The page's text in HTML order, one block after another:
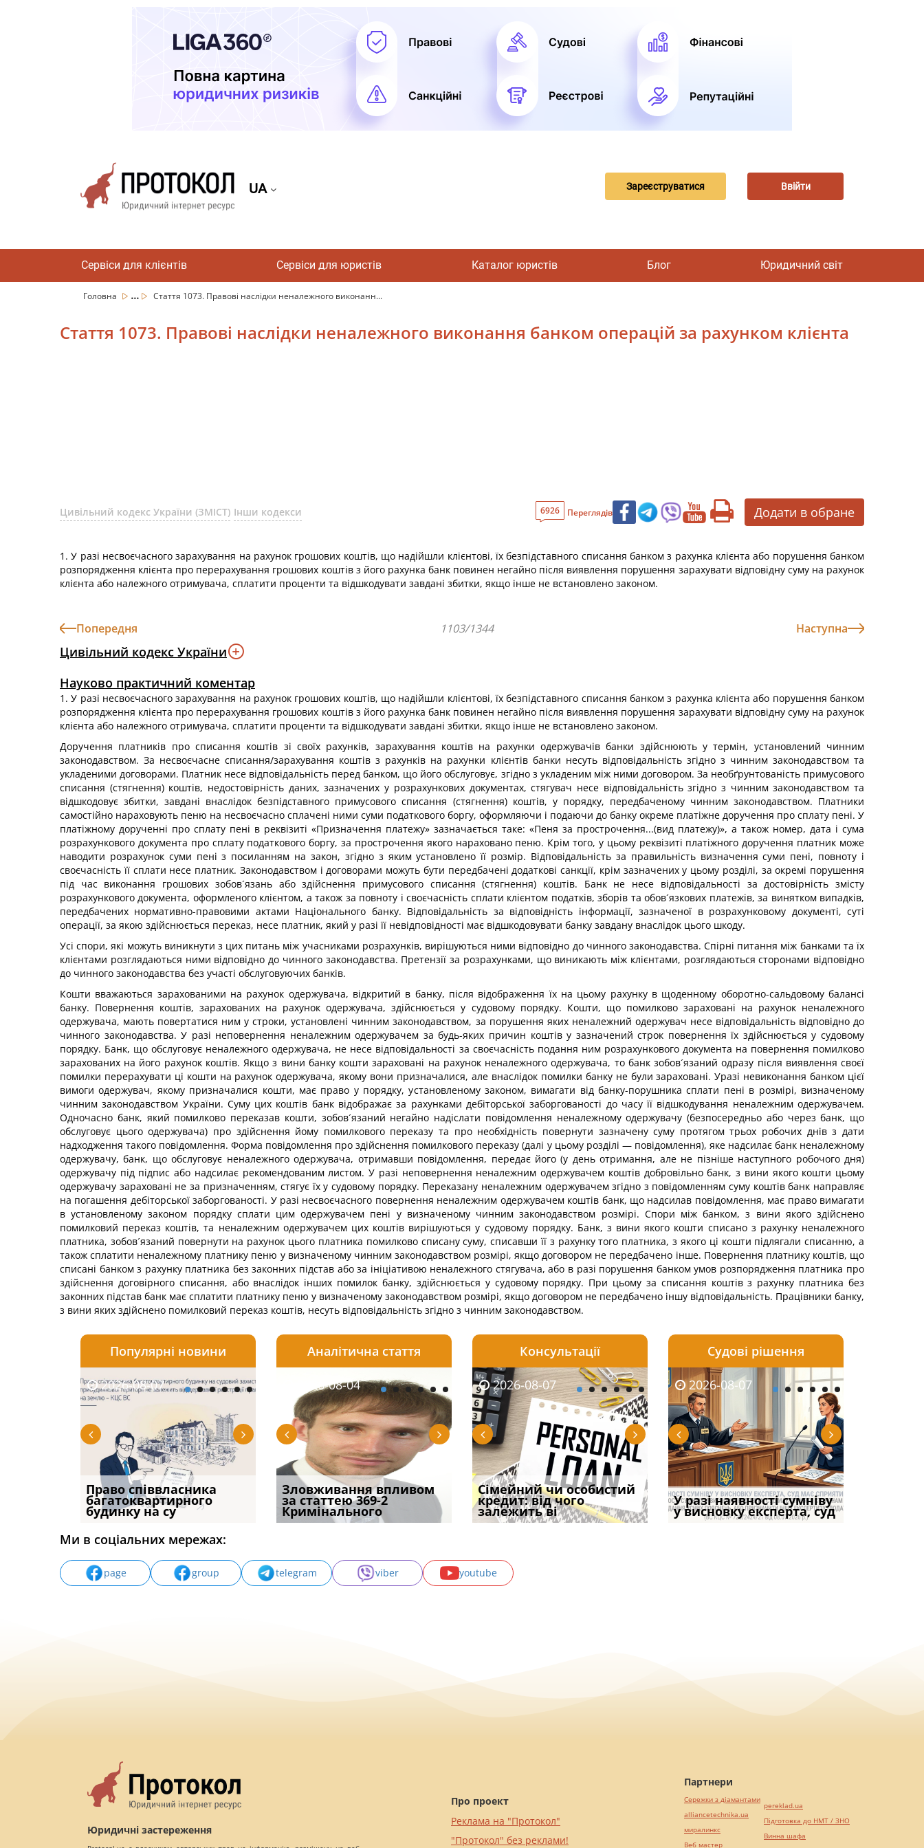
UA Зареєструватися Ввійти
Сервіси для клієнтів Сервіси для юристів Каталог юристів Блог Юридичний світ
Головна ... Стаття 1073. Правові наслідки неналежного виконанн...
Стаття 1073. Правові наслідки неналежного виконання банком операцій за рахунком клієнта
Цивільний кодекс України (ЗМІСТ) Інши кодекси 6926 Переглядів Додати в обране
1. У разі несвоєчасного зарахування на рахунок грошових коштів, що надійшли клієнтові, їх безпідставного списання банком з рахунка клієнта або порушення банком
розпорядження клієнта про перерахування грошових коштів з його рахунка банк повинен негайно після виявлення порушення зарахувати відповідну суму на рахунок
клієнта або належного отримувача, сплатити проценти та відшкодувати завдані збитки, якщо інше не встановлено законом.
Попередня 1103/1344 Наступна
Цивільний кодекс України
Науково практичний коментар
1. У разі несвоєчасного зарахування на рахунок грошових коштів, що надійшли клієнтові, їх безпідставного списання банком з рахунка клієнта або порушення банком
розпорядження клієнта про перерахування грошових коштів з його рахунка банк повинен негайно після виявлення порушення зарахувати відповідну суму на рахунок
клієнта або належного отримувача, сплатити проценти та відшкодувати завдані збитки, якщо інше не встановлено законом.
Доручення платників про списання коштів зі своїх рахунків, зарахування коштів на рахунки одержувачів банки здійснюють у термін, установлений чинним
законодавством. За несвоєчасне списання/зарахування коштів з рахунків на рахунки клієнтів банки несуть відповідальність згідно з чинним законодавством та
укладеними договорами. Платник несе відповідальність перед банком, що його обслуговує, згідно з укладеним між ними договором. За необґрунтованість примусового
списання (стягнення) коштів, недостовірність даних, зазначених у розрахункових документах, стягувач несе відповідальність згідно з чинним законодавством та
відшкодовує збитки, завдані внаслідок безпідставного примусового списання (стягнення) коштів, у порядку, передбаченому чинним законодавством. Платники
самостійно нараховують пеню на несвоєчасно сплачені ними суми податкового боргу, оформляючи і подаючи до банку окреме платіжне доручення про сплату пені. У
платіжному дорученні про сплату пені в реквізиті «Призначення платежу» зазначається таке: «Пеня за прострочення...(вид платежу)», а також номер, дата і сума
розрахункового документа про сплату податкового боргу, за прострочення якого нараховано пеню. Крім того, у цьому реквізиті платіжного доручення платник може
наводити розрахунок суми пені з посиланням на закон, згідно з яким установлено її розмір. Відповідальність за правильність визначення суми пені, повноту і
своєчасність її сплати несе платник. Законодавством і договорами можуть бути передбачені додаткові санкції, крім зазначених у цьому розділі, за окремі порушення
під час виконання грошових зобов´язань або здійснення примусового списання (стягнення) коштів. Банк не несе відповідальності за достовірність змісту
розрахункового документа, оформленого клієнтом, а також за повноту і своєчасність сплати клієнтом податків, зборів та обов´язкових платежів, за винятком випадків,
передбачених нормативно-правовими актами Національного банку. Відповідальність за відповідність інформації, зазначеної в розрахунковому документі, суті
операції, за якою здійснюється переказ, несе платник, який у разі її невідповідності має відшкодовувати банку завдану внаслідок цього шкоду.
Усі спори, які можуть виникнути з цих питань між учасниками розрахунків, вирішуються ними відповідно до чинного законодавства. Спірні питання між банками та їх
клієнтами розглядаються ними відповідно до чинного законодавства. Претензії за розрахунками, що виникають між клієнтами, розглядаються сторонами відповідно
до чинного законодавства без участі обслуговуючих банків.
Кошти вважаються зарахованими на рахунок одержувача, відкритий в банку, після відображення їх на цьому рахунку в щоденному оборотно-сальдовому балансі
банку. Повернення коштів, зарахованих на рахунок одержувача, здійснюється у судовому порядку. Кошти, що помилково зараховані на рахунок неналежного
одержувача, мають повертатися ним у строки, установлені чинним законодавством, за порушення яких неналежний одержувач несе відповідальність відповідно до
чинного законодавства. У разі неповернення неналежним одержувачем за будь-яких причин коштів у зазначений строк повернення їх здійснюється у судовому
порядку. Банк, що обслуговує неналежного одержувача, не несе відповідальності за своєчасність подання ним розрахункового документа на повернення помилково
зарахованих на його рахунок коштів. Якщо з вини банку кошти зараховані на рахунок неналежного одержувача, то банк зобов´язаний одразу після виявлення своєї
помилки перерахувати ці кошти на рахунок одержувача, якому вони призначалися, але внаслідок помилки банку не були зараховані. Уразі невиконання банком цієї
вимоги одержувач, якому призначалися кошти, має право у порядку, установленому законом, вимагати від банку-порушника сплати пені в розмірі, визначеному
чинним законодавством України. Суму цих коштів банк відображає за рахунками дебіторської заборгованості до часу її відшкодування неналежним одержувачем.
Одночасно банк, який помилково переказав кошти, зобов´язаний негайно надіслати повідомлення неналежному одержувачу (безпосередньо або через банк, що
обслуговує цього одержувача) про здійснення йому помилкового переказу та про необхідність повернути зазначену суму протягом трьох робочих днів з дати
надходження такого повідомлення. Форма повідомлення про здійснення помилкового переказу (далі у цьому розділі — повідомлення), яке надсилає банк неналежному
одержувачу, банк, що обслуговує неналежного одержувача, отримавши повідомлення, передає його (у день отримання, але не пізніше наступного робочого дня)
одержувачу під підпис або надсилає рекомендованим листом. У разі неповернення неналежним одержувачем коштів добровільно банк, з вини якого кошти цьому
одержувачу зараховані не за призначенням, стягує їх у судовому порядку. Переказану неналежним одержувачем згідно з повідомленням суму коштів банк направляє
на погашення дебіторської заборгованості. У разі несвоєчасного повернення неналежним одержувачем коштів банк, що надсилав повідомлення, має право вимагати
в установленому законом порядку сплати цим одержувачем пені у визначеному чинним законодавством розмірі. Спори між банком, з вини якого здійснено
помилковий переказ коштів, та неналежним одержувачем цих коштів вирішуються у судовому порядку. Банк, з вини якого кошти списано з рахунку неналежного
платника, зобов´язаний повернути на рахунок цього платника помилково списану суму, списавши її з рахунку того платника, з якого ці кошти підлягали списанню, а
також сплатити неналежному платнику пеню у визначеному чинним законодавством розмірі, якщо договором не передбачено інше. Повернення платнику коштів, що
списані банком з рахунку платника без законних підстав або за ініціативою неналежного стягувача, або в разі порушення банком умов розпорядження платника про
здійснення договірного списання, або внаслідок інших помилок банку, здійснюється у судовому порядку. При цьому за списання коштів з рахунку платника без
законних підстав банк має сплатити платнику пеню у визначеному законодавством розмірі, якщо договором не передбачено іншу відповідальність. Працівники банку,
з вини яких здійснено помилковий переказ коштів, несуть відповідальність згідно з чинним законодавством.
Популярні новини
2026-08-07
Право співвласника
багатоквартирного
будинку на су
2026-08-06
Якщо суд встановив для
відшкодування шкоди
наявніс
2026-08-06
Документи, на яких не
проставляється
апостиль: пер
2026-08-06
НБУ змінив правила
примусового списання
коштів: що
2026-08-05
Суд оштрафував
командира
частини за ігн
Аналітична стаття
2026-08-03
Водії можуть отримати
компенсацію за
незаконні дії
2026-08-04
Зловживання впливом
за статтею 369-2
Кримінального
2026-08-04
Переоформлення
відстрочки за іншою
підставою: нов
2026-08-03
Огляд практики ВС від
Ростислава Кравця, що
опублі
2026-08-03
ПРОБЛЕМА
ПРАКТИКИ», АБО
Консультації
2026-08-05
Чи потрібна ФОП
печатка у 2026 році:
правила засто
2026-08-07
Сімейний чи особистий
кредит: від чого
залежить ві
2026-08-07
Протокол обшуку: як
зафіксувати порушення
і не втр
2026-08-06
Исключение с
учета по
возможно
Судові рішення
2026-07-30
Восьмий ААС фактично
підтвердив, що ЦВЛК
може скас
2026-08-07
У разі наявності сумніву
у висновку експерта, суд
Ми в соціальних мережах:
page group telegram viber youtube
Юридичні застереження
Про проект
Реклама на "Протокол"
"Протокол" без реклами!
Партнери
Сережки з діамантами
alliancetechnika.ua
миралинкс
Веб мастер
pereklad.ua
Підготовка до НМТ / ЗНО
Винна шафа